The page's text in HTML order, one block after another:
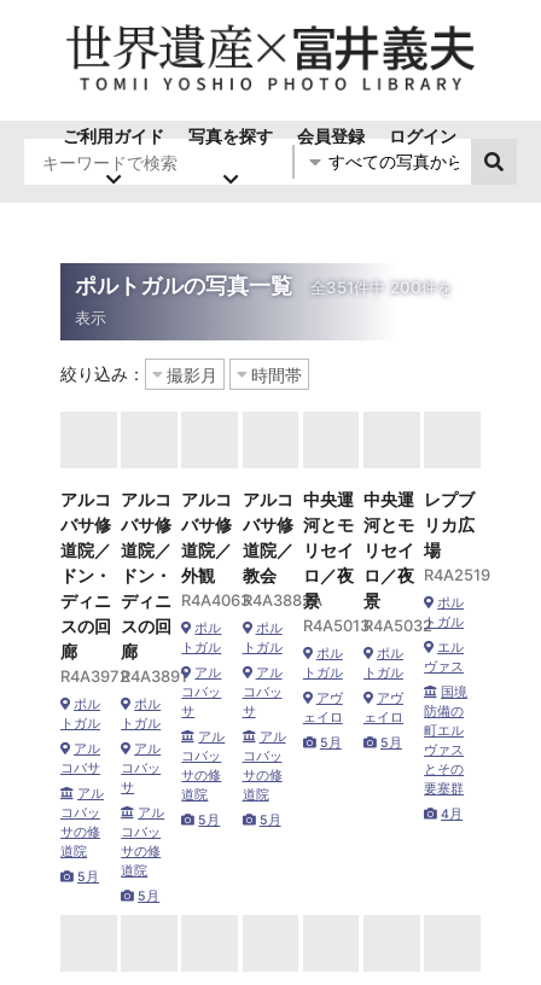
ご利用ガイド 写真を探す 会員登録 ログイン
ポルトガルの写真一覧
絞り込み：
アルコ
バサ修
道院／
ドン・
ディニ
スの回
廊
R4A3972
ポル
トガル
アル
コバサ
アル
コバッ
サの修
道院
5月
アルコ
バサ修
道院／
ドン・
ディニ
スの回
廊
R4A3891
ポル
トガル
アル
コバッ
サ
アル
コバッ
サの修
道院
5月
アルコ
バサ修
道院／
外観
R4A4063
ポル
トガル
アル
コバッ
サ
アル
コバッ
サの修
道院
5月
アルコ
バサ修
道院／
教会
R4A3882A
ポル
トガル
アル
コバッ
サ
アル
コバッ
サの修
道院
5月
中央運
河とモ
リセイ
ロ／夜
景
R4A5013
ポル
トガル
アヴ
ェイロ
5月
中央運
河とモ
リセイ
ロ／夜
景
R4A5032
ポル
トガル
アヴ
ェイロ
5月
レプブ
リカ広
場
R4A2519
ポル
トガル
エル
ヴァス
国境
防備の
町エル
ヴァス
とその
要塞群
4月